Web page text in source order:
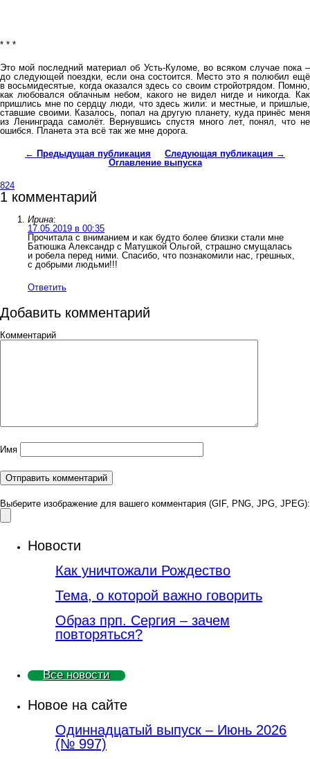
* * *
Это мой последний материал об Усть-Куломе, во всяком случае пока –
до следующей поездки, если она состоится. Место это я полюбил ещё
в восьмидесятые, когда оказался здесь со своим стройотрядом. Помню,
как любовался облачным небом, какого не видел нигде и никогда. Как
пришлись мне по сердцу люди, что здесь жили: и местные, и пришлые,
ставшие своими. Казалось, попал на другую планету, куда принёс меня
из Ленинграда самолёт. Вернувшись спустя много лет, понял, что не
ошибся. Планета эта всё так же мне дорога.
← Предыдущая публикация
Следующая публикация →
Оглавление выпуска
824
1 комментарий
Ирина:
17.05.2019 в 00:35
Прочитала с вниманием и как будто более близки стали мне
Батюшка Александр с Матушкой Ольгой, страшно смущалась
и робела перед ними. Спасибо, что познакомили нас, грешных,
с добрыми людьми!!!
Ответить
Добавить комментарий
Комментарий
Имя
Выберите изображение для вашего комментария (GIF, PNG, JPG, JPEG):
Новости
Как уничтожали Рождество
Тема, о которой важно говорить
Образ прп. Сергия – зачем
повторяться?
Все новости
Новое на сайте
Одиннадцатый выпуск – Июнь 2026
(№ 997)